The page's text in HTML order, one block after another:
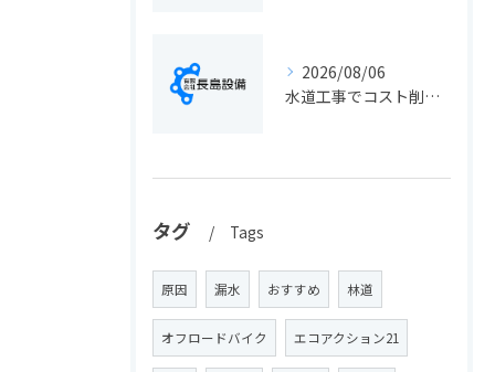
2026/08/06
水道工事でコスト削減を実現する静岡県静岡市の手続きと費用見直しポイント
タグ Tags
原因 漏水 おすすめ 林道
オフロードバイク エコアクション21